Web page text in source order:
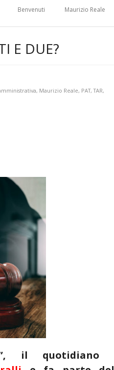
Benvenuti Maurizio Reale
E DUE?
, Maurizio Reale, PAT,TAR,
il quotidiano